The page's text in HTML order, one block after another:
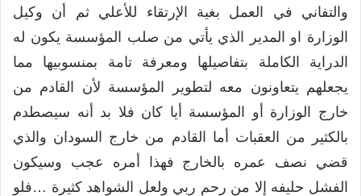
والتفاني في العمل بغية الإرتقاء للأعلي ثم أن وكيل
الوزارة او المدير الذي يأتي من صلب المؤسسة يكون له
الدراية الكاملة بتفاصيلها ومعرفة تامة بمنسوبيها مما
يجعلهم يتعاونون معه لتطوير المؤسسة لأن القادم من
خارج الوزارة أو المؤسسة أيا كان فلا بد أنه سيصطدم
بالكثير من العقبات أما القادم من خارج السودان والذي
قضي نصف عمره بالخارج فهذا أمره عجب وسيكون
الفشل حليفه إلا من رحم ربي ولعل الشواهد كثيرة …فلو